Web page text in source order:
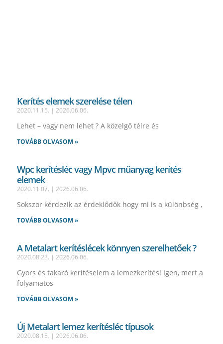
Kerítés elemek szerelése télen
2020.11.15. 2026.06.06.
Lehet – vagy nem lehet ? A közelgő télre és
TOVÁBB OLVASOM »
Wpc kerítésléc vagy Mpvc műanyag kerítés
elemek
2020.11.07. 2026.06.06.
Sokszor kérdezik az érdeklődők hogy mi is a különbség ,
TOVÁBB OLVASOM »
A Metalart kerítéslécek könnyen szerelhetőek ?
2020.08.23. 2026.06.06.
Gyors és takaró kerítéselem a lemezkerítés! Igen, mert a
folyamatos
TOVÁBB OLVASOM »
Új Metalart lemez kerítésléc típusok
2020.08.15. 2026.06.06.